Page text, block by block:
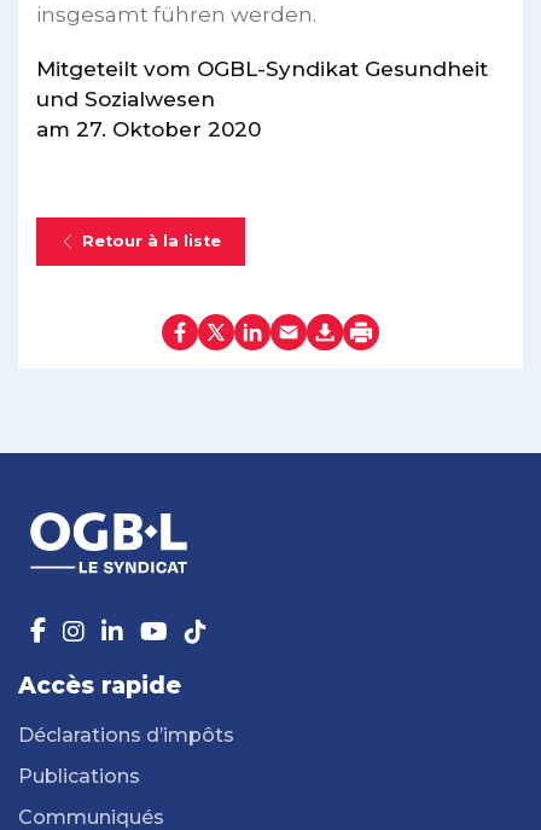
insgesamt führen werden.
Mitgeteilt vom OGBL-Syndikat Gesundheit
und Sozialwesen
am 27. Oktober 2020
Retour à la liste
Accès rapide
Déclarations d’impôts
Publications
Communiqués